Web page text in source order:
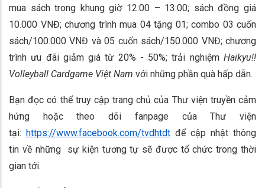
mua sách trong khung giờ 12:00 – 13:00; sách đồng giá
10.000 VNĐ; chương trình mua 04 tặng 01; combo 03 cuốn
sách/100.000 VNĐ và 05 cuốn sách/150.000 VNĐ; chương
trình ưu đãi giảm giá từ 20% - 50%; trải nghiệm Haikyu!!
Volleyball Cardgame Việt Nam với những phần quà hấp dẫn.
Bạn đọc có thể truy cập trang chủ của Thư viện truyền cảm
hứng hoặc theo dõi fanpage của Thư viện
tại: https://www.facebook.com/tvdhtdt để cập nhật thông
tin về những sự kiện tương tự sẽ được tổ chức trong thời
gian tới.